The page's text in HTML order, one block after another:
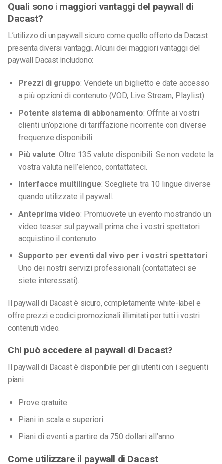
Quali sono i maggiori vantaggi del paywall di
Dacast?
L’utilizzo di un paywall sicuro come quello offerto da Dacast
presenta diversi vantaggi. Alcuni dei maggiori vantaggi del
paywall Dacast includono:
Prezzi di gruppo: Vendete un biglietto e date accesso
a più opzioni di contenuto (VOD, Live Stream, Playlist).
Potente sistema di abbonamento: Offrite ai vostri
clienti un’opzione di tariffazione ricorrente con diverse
frequenze disponibili.
Più valute: Oltre 135 valute disponibili. Se non vedete la
vostra valuta nell’elenco, contattateci.
Interfacce multilingue: Scegliete tra 10 lingue diverse
quando utilizzate il paywall.
Anteprima video: Promuovete un evento mostrando un
video teaser sul paywall prima che i vostri spettatori
acquistino il contenuto.
Supporto per eventi dal vivo per i vostri spettatori:
Uno dei nostri servizi professionali (contattateci se
siete interessati).
Il paywall di Dacast è sicuro, completamente white-label e
offre prezzi e codici promozionali illimitati per tutti i vostri
contenuti video.
Chi può accedere al paywall di Dacast?
Il paywall di Dacast è disponibile per gli utenti con i seguenti
piani:
Prove gratuite
Piani in scala e superiori
Piani di eventi a partire da 750 dollari all’anno
Come utilizzare il paywall di Dacast